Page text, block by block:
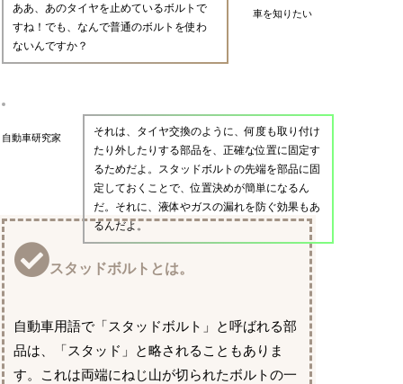
車を知りたい
ああ、あのタイヤを止めているボルトで
すね！でも、なんで普通のボルトを使わ
ないんですか？
自動車研究家
それは、タイヤ交換のように、何度も取り付け
たり外したりする部品を、正確な位置に固定す
るためだよ。スタッドボルトの先端を部品に固
定しておくことで、位置決めが簡単になるん
だ。それに、液体やガスの漏れを防ぐ効果もあ
るんだよ。
スタッドボルトとは。
自動車用語で「スタッドボルト」と呼ばれる部
品は、「スタッド」と略されることもありま
す。これは両端にねじ山が切られたボルトの一